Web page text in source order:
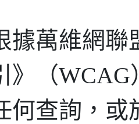
據萬維網聯
》（
何查詢，